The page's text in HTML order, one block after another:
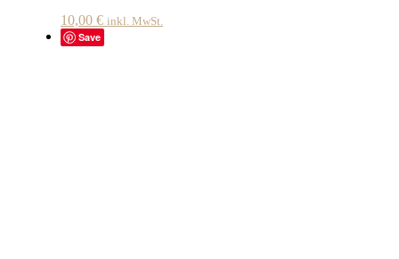
10,00 € inkl. MwSt.
Save